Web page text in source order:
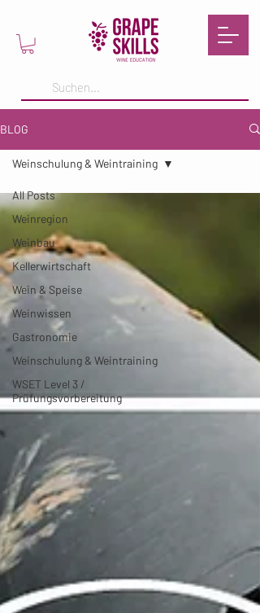
BLOG
All Posts
Weinregion
Weinbau
Kellerwirtschaft
Wein & Speise
Weinwissen
Gastronomie
Weinschulung & Weintraining
WSET Level 3 /
Prüfungsvorbereitung
Weinschulung & Weintraining